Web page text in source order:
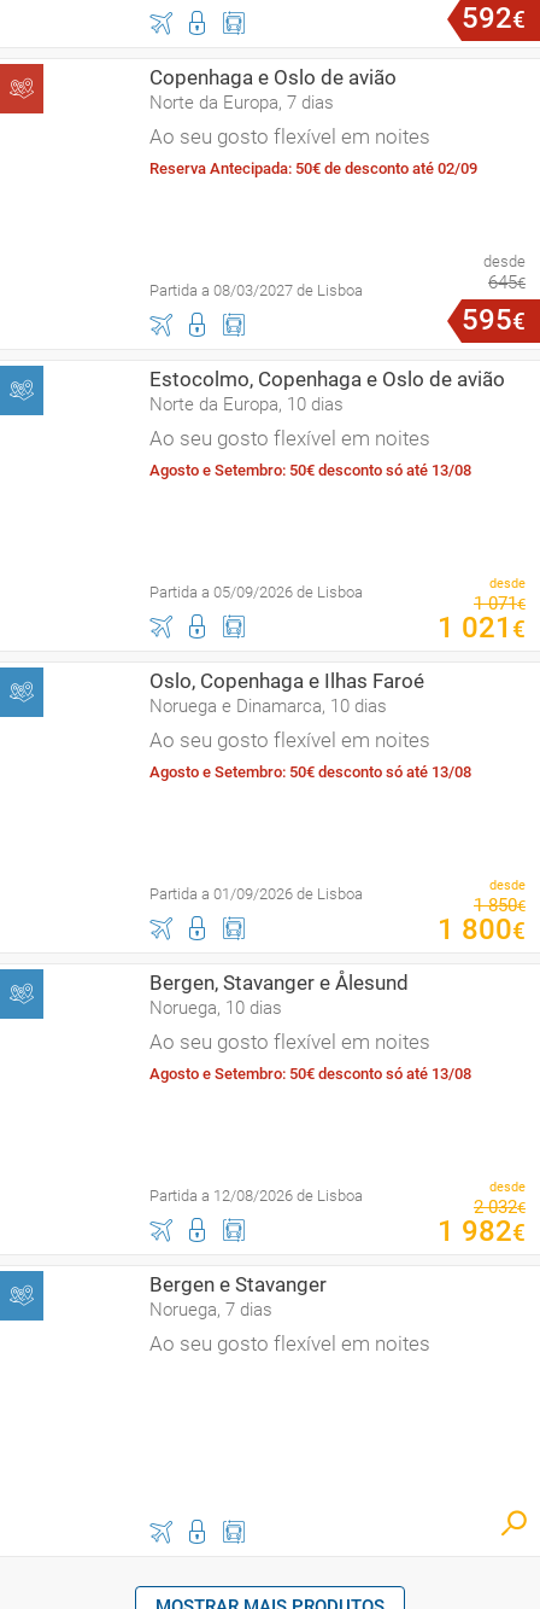
592€
Copenhaga e Oslo de avião
Norte da Europa, 7 dias
Ao seu gosto flexível em noites
Reserva Antecipada: 50€ de desconto até 02/09
Partida a 08/03/2027 de Lisboa
desde
645€
595€
Estocolmo, Copenhaga e Oslo de avião
Norte da Europa, 10 dias
Ao seu gosto flexível em noites
Agosto e Setembro: 50€ desconto só até 13/08
Partida a 05/09/2026 de Lisboa desde
1 071€
1 021 €
Oslo, Copenhaga e Ilhas Faroé
Noruega e Dinamarca, 10 dias
Ao seu gosto flexível em noites
Agosto e Setembro: 50€ desconto só até 13/08
Partida a 01/09/2026 de Lisboa desde
1 850€
1 800€
Bergen, Stavanger e Ålesund
Noruega, 10 dias
Ao seu gosto flexível em noites
Agosto e Setembro: 50€ desconto só até 13/08
Partida a 12/08/2026 de Lisboa desde
2 032€
1 982€
Bergen e Stavanger
Noruega, 7 dias
Ao seu gosto flexível em noites